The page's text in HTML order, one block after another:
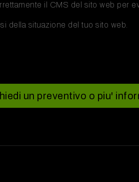
il CMS del sito web per
della situazione del tuo sito web.
un preventivo o piu'